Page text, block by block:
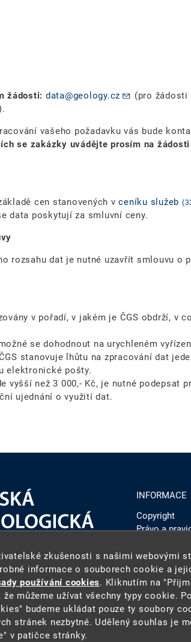
žádosti: data@geology.cz
(pro žádosti
vašeho požadavku vás bude
se zakázky uvádějte prosím na
cen stanovených vceníku služeb
data poskytují za smluvní ceny.
rozsahu dat je nutné uzavřít smlouvu o
v pořadí, v jakém je ČGS obdrží, v
se dohodnout na urychleném
stanovuje lhůtu na zpracování dat
elektronické pošty.
vyšší než 3 000,- Kč, je nutné podepsat
ujednání o využití dat.
cgs.gov.cz
INFORMACE
Copyright
Právo a
Zásady
Webmaster
služba(ČGS). ČGS je státní
zkušenosti s našimi webovými
informace o souborech cookie a
používání cookies. Kliknutím na
můžeme užívat všechny typy cookie.
budeme ukládat pouze ty soubory
stránek nezbytné. Udělený souhlas je
v patičce stránky.